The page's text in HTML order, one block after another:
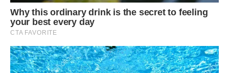
претензіями, що він тут уже когось завів.
Степан посміявся і виставив її геть.
– Так незручно! – опустила голову Людмила.